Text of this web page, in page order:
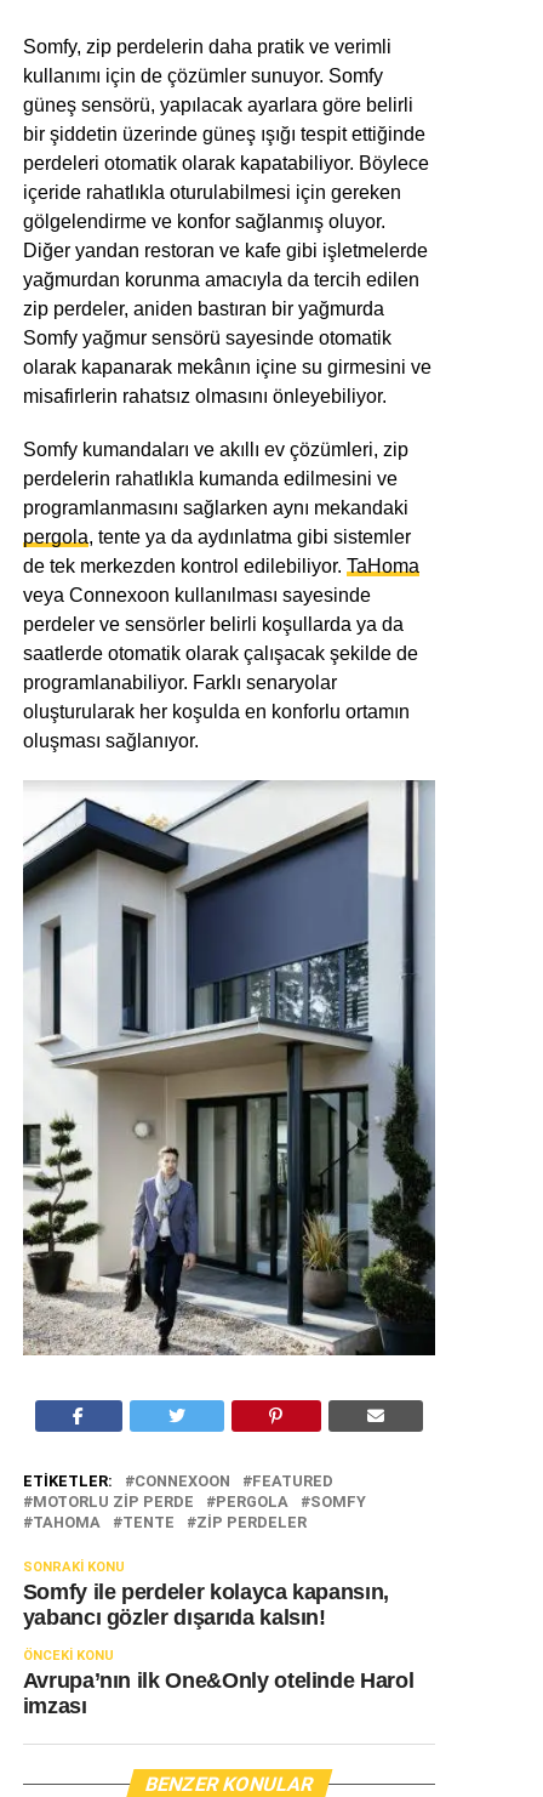
Somfy, zip perdelerin daha pratik ve verimli
kullanımı için de çözümler sunuyor. Somfy
güneş sensörü, yapılacak ayarlara göre belirli
bir şiddetin üzerinde güneş ışığı tespit ettiğinde
perdeleri otomatik olarak kapatabiliyor. Böylece
içeride rahatlıkla oturulabilmesi için gereken
gölgelendirme ve konfor sağlanmış oluyor.
Diğer yandan restoran ve kafe gibi işletmelerde
yağmurdan korunma amacıyla da tercih edilen
zip perdeler, aniden bastıran bir yağmurda
Somfy yağmur sensörü sayesinde otomatik
olarak kapanarak mekânın içine su girmesini ve
misafirlerin rahatsız olmasını önleyebiliyor.
Somfy kumandaları ve akıllı ev çözümleri, zip
perdelerin rahatlıkla kumanda edilmesini ve
programlanmasını sağlarken aynı mekandaki
pergola, tente ya da aydınlatma gibi sistemler
de tek merkezden kontrol edilebiliyor. TaHoma
veya Connexoon kullanılması sayesinde
perdeler ve sensörler belirli koşullarda ya da
saatlerde otomatik olarak çalışacak şekilde de
programlanabiliyor. Farklı senaryolar
oluşturularak her koşulda en konforlu ortamın
oluşması sağlanıyor.
ETIKETLER: CONNEXOON
FEATURED
MOTORLU ZIP PERDE
PERGOLA
SOMFY
TAHOMA
TENTE ZIP PERDELER
SONRAKI KONU
Somfy ile perdeler kolayca kapansın,
yabancı gözler dışarıda kalsın!
ÖNCEKI KONU
Avrupa’nın ilk One&Only otelinde Harol
imzası
BENZER KONULAR